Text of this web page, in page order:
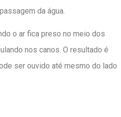
da água.
o ar fica preso no meio dos
nos canos. O resultado é
ser ouvido até mesmo do lado